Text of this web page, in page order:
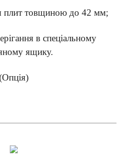
плит товщиною до 42 мм;
в спеціальному
ящику.